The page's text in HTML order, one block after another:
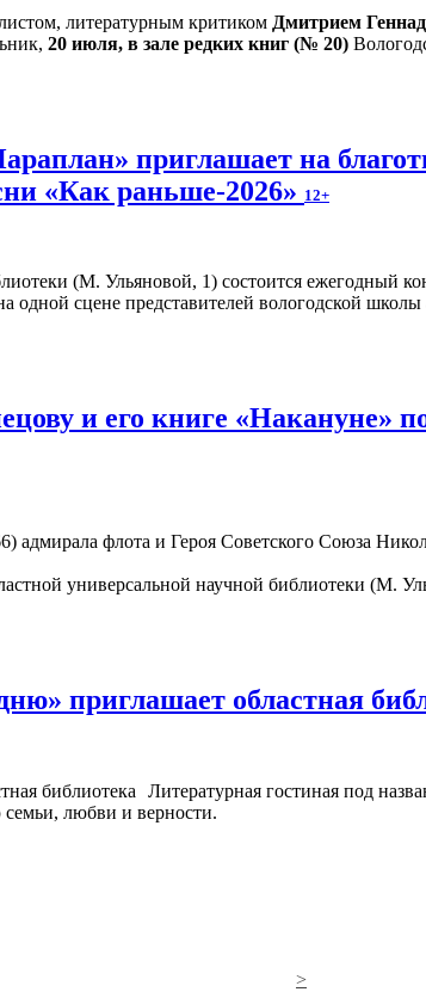
литературным критиком Дмитрием
20 июля, в зале редких книг (№ 20)
приглашает на
«Как раньше-2026» 12+
(М. Ульяновой, 1) состоится ежегодный
одной сцене представителей вологодской школы
и его книге «Накануне»
флота и Героя Советского Союза
универсальной научной библиотеки (М.
приглашает областная
Литературная гостиная под
любви и верности.
>